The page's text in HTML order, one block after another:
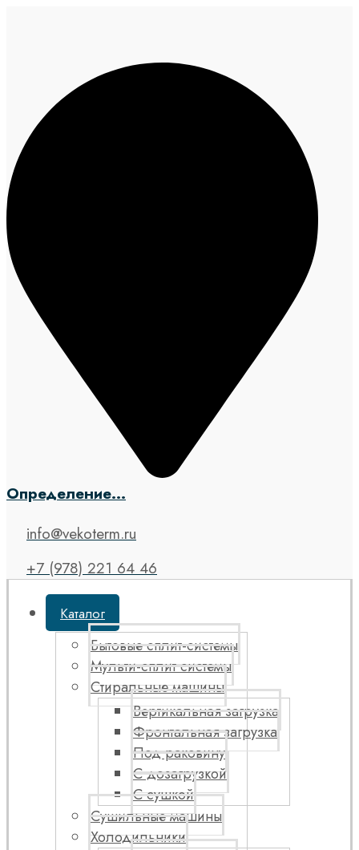
Определение...
info@vekoterm.ru
+7 (978) 221 64 46
Каталог
Бытовые сплит-системы
Мульти-сплит системы
Стиральные машины
Вертикальная загрузка
Фронтальная загрузка
Под раковину
С дозагрузкой
С сушкой
Сушильные машины
Холодильники